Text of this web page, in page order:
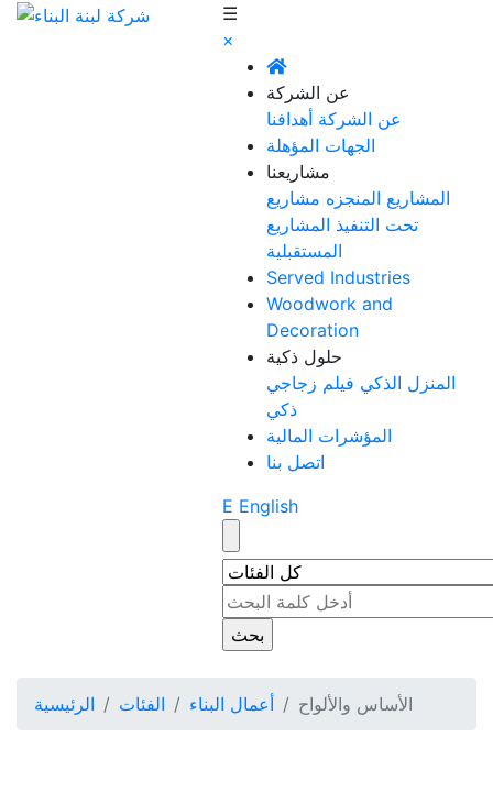
☰
×
عن الشركة
عن الشركة أهدافنا
الجهات المؤهلة
مشاريعنا
المشاريع المنجزه مشاريع
تحت التنفيذ المشاريع
المستقبلية
Served Industries
Woodwork and
Decoration
حلول ذكية
المنزل الذكي فيلم زجاجي
ذكي
المؤشرات المالية
اتصل بنا
E English
الرئيسية الفئات أعمال البناء الأساس والألواح